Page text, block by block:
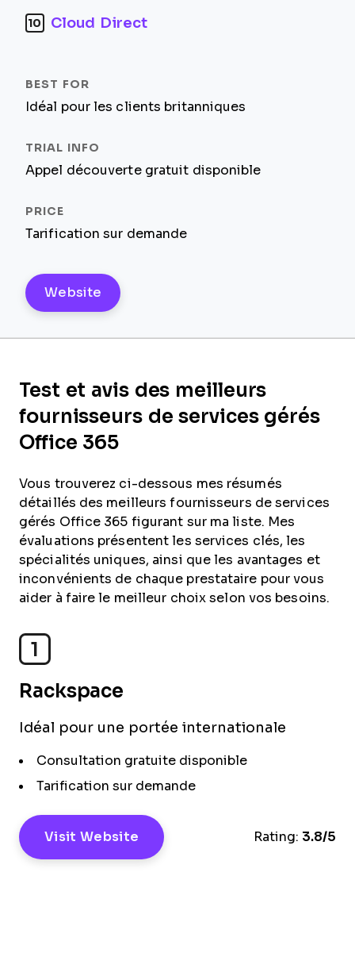
10 Cloud Direct
Idéal pour les clients britanniques
Appel découverte gratuit disponible
Tarification sur demande
Website
Test et avis des meilleurs
fournisseurs de services gérés
Office 365
Vous trouverez ci-dessous mes résumés
détaillés des meilleurs fournisseurs de services
gérés Office 365 figurant sur ma liste. Mes
évaluations présentent les services clés, les
spécialités uniques, ainsi que les avantages et
inconvénients de chaque prestataire pour vous
aider à faire le meilleur choix selon vos besoins.
1
Rackspace
Idéal pour une portée internationale
Consultation gratuite disponible
Tarification sur demande
Visit Website Rating: 3.8/5